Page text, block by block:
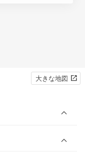
大きな地図